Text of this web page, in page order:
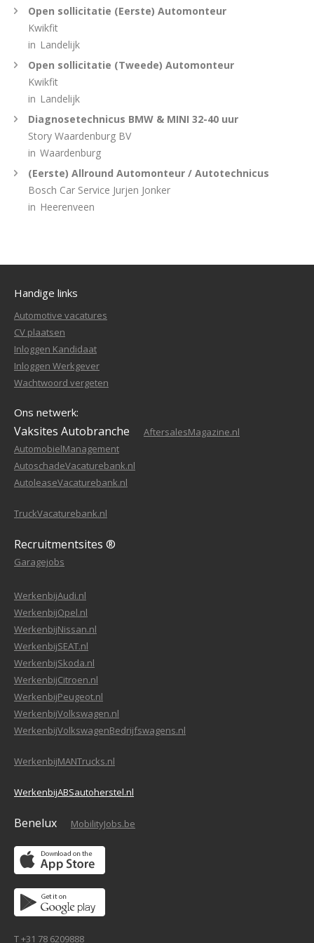
Open sollicitatie (Eerste) Automonteur
Kwikfit
in Landelijk
Open sollicitatie (Tweede) Automonteur
Kwikfit
in Landelijk
Diagnosetechnicus BMW & MINI 32-40 uur
Story Waardenburg BV
in Waardenburg
(Eerste) Allround Automonteur / Autotechnicus
Bosch Car Service Jurjen Jonker
in Heerenveen
Handige links
Automotive vacatures
CV plaatsen
Inloggen Kandidaat
Inloggen Werkgever
Wachtwoord vergeten
Ons netwerk:
Vaksites Autobranche
AftersalesMagazine.nl
AutomobielManagement
AutoschadeVacaturebank.nl
AutoleaseVacaturebank.nl
TruckVacaturebank.nl
Recruitmentsites ®
Garagejobs
WerkenbijAudi.nl
WerkenbijOpel.nl
WerkenbijNissan.nl
WerkenbijSEAT.nl
WerkenbijSkoda.nl
WerkenbijCitroen.nl
WerkenbijPeugeot.nl
WerkenbijVolkswagen.nl
WerkenbijVolkswagenBedrijfswagens.nl
WerkenbijMANTrucks.nl
WerkenbijABSautoherstel.nl
Benelux MobilityJobs.be
T +31 78 6209888